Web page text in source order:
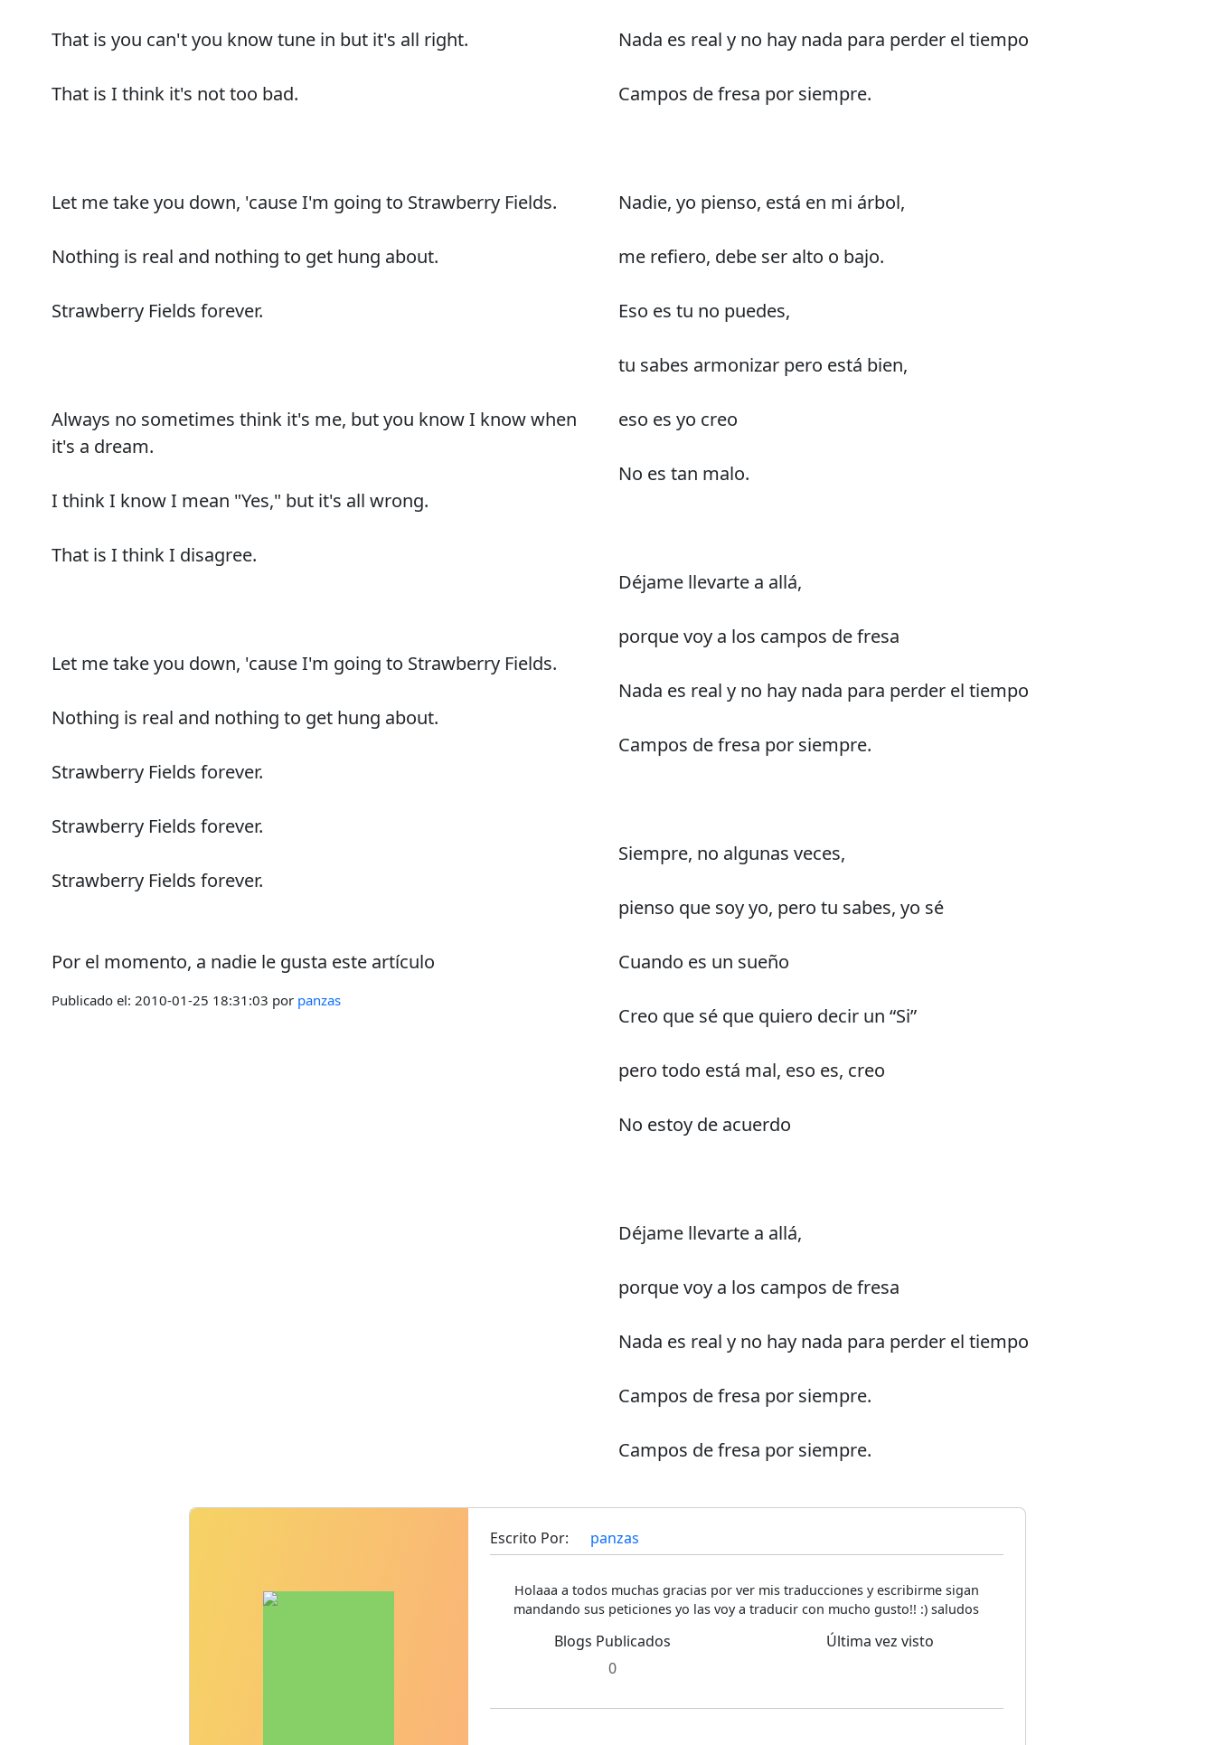
That is you can't you know tune in but it's all right.
That is I think it's not too bad.
Let me take you down, 'cause I'm going to Strawberry Fields.
Nothing is real and nothing to get hung about.
Strawberry Fields forever.
Always no sometimes think it's me, but you know I know when
it's a dream.
I think I know I mean "Yes," but it's all wrong.
That is I think I disagree.
Let me take you down, 'cause I'm going to Strawberry Fields.
Nothing is real and nothing to get hung about.
Strawberry Fields forever.
Strawberry Fields forever.
Strawberry Fields forever.
Por el momento, a nadie le gusta este artículo
Publicado el: 2010-01-25 18:31:03 por panzas
Nada es real y no hay nada para perder el tiempo
Campos de fresa por siempre.
Nadie, yo pienso, está en mi árbol,
me refiero, debe ser alto o bajo.
Eso es tu no puedes,
tu sabes armonizar pero está bien,
eso es yo creo
No es tan malo.
Déjame llevarte a allá,
porque voy a los campos de fresa
Nada es real y no hay nada para perder el tiempo
Campos de fresa por siempre.
Siempre, no algunas veces,
pienso que soy yo, pero tu sabes, yo sé
Cuando es un sueño
Creo que sé que quiero decir un “Si”
pero todo está mal, eso es, creo
No estoy de acuerdo
Déjame llevarte a allá,
porque voy a los campos de fresa
Nada es real y no hay nada para perder el tiempo
Campos de fresa por siempre.
Campos de fresa por siempre.
Escrito Por: panzas
Holaaa a todos muchas gracias por ver mis traducciones y escribirme sigan
mandando sus peticiones yo las voy a traducir con mucho gusto!! :) saludos
Blogs Publicados
0
Última vez visto